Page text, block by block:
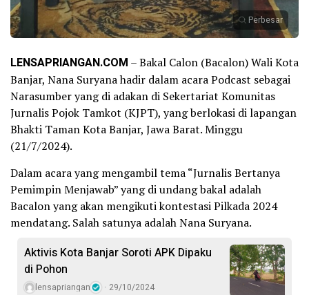
Perbesar
LENSAPRIANGAN.COM – Bakal Calon (Bacalon) Wali Kota
Banjar, Nana Suryana hadir dalam acara Podcast sebagai
Narasumber yang di adakan di Sekertariat Komunitas
Jurnalis Pojok Tamkot (KJPT), yang berlokasi di lapangan
Bhakti Taman Kota Banjar, Jawa Barat. Minggu
(21/7/2024).
Dalam acara yang mengambil tema “Jurnalis Bertanya
Pemimpin Menjawab” yang di undang bakal adalah
Bacalon yang akan mengikuti kontestasi Pilkada 2024
mendatang. Salah satunya adalah Nana Suryana.
Aktivis Kota Banjar Soroti APK Dipaku
di Pohon
lensapriangan 29/10/2024